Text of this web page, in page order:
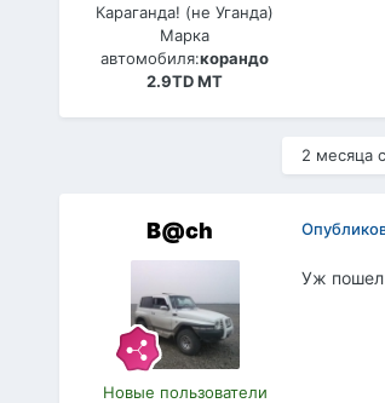
Караганда! (не Уганда)
Марка
автомобиля:корандо
2.9TD МТ
2 месяца
B@ch
Новые пользователи
Уж пошел